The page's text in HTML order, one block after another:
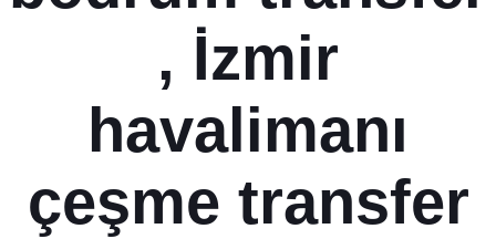
, İzmir
havalimanı
çeşme transfer